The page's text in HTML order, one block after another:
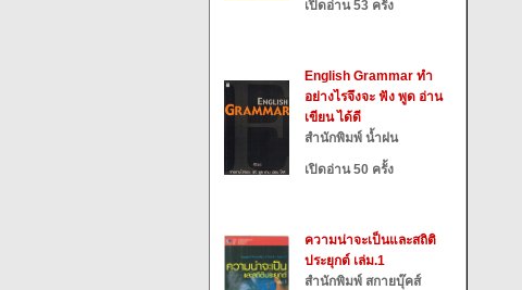
เปิดอ่าน 53 ครั้ง
English Grammar ทำ
อย่างไรจึงจะ ฟัง พูด อ่าน
เขียน ได้ดี
สำนักพิมพ์ น้ำฝน
เปิดอ่าน 50 ครั้ง
ความน่าจะเป็นและสถิติ
ประยุกต์ เล่ม.1
สำนักพิมพ์ สกายบุ๊คส์